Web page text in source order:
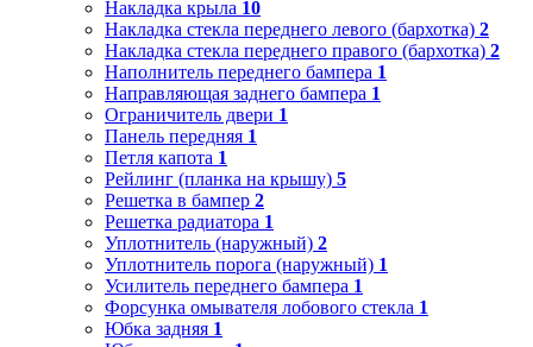
Накладка крыла 10
Накладка стекла переднего левого (бархотка) 2
Накладка стекла переднего правого (бархотка) 2
Наполнитель переднего бампера 1
Направляющая заднего бампера 1
Ограничитель двери 1
Панель передняя 1
Петля капота 1
Рейлинг (планка на крышу) 5
Решетка в бампер 2
Решетка радиатора 1
Уплотнитель (наружный) 2
Уплотнитель порога (наружный) 1
Усилитель переднего бампера 1
Форсунка омывателя лобового стекла 1
Юбка задняя 1